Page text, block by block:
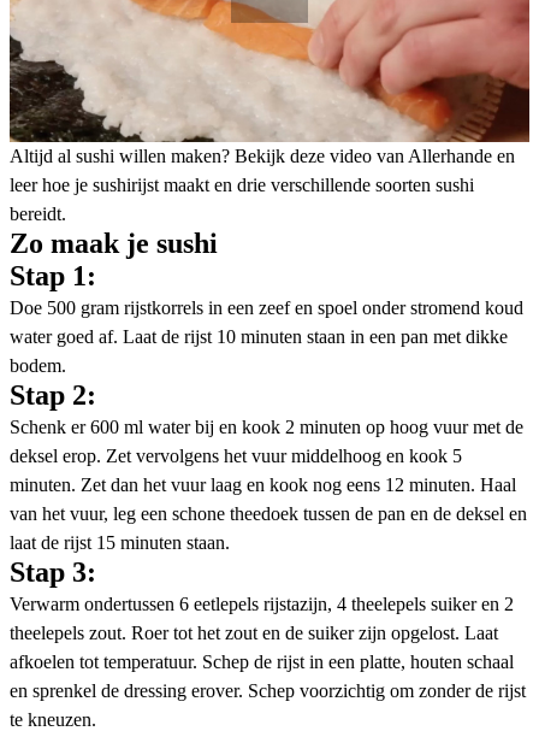
Altijd al sushi willen maken? Bekijk deze video van Allerhande en
leer hoe je sushirijst maakt en drie verschillende soorten sushi
bereidt.
Zo maak je sushi
Stap 1:
Doe 500 gram rijstkorrels in een zeef en spoel onder stromend koud
water goed af. Laat de rijst 10 minuten staan in een pan met dikke
bodem.
Stap 2:
Schenk er 600 ml water bij en kook 2 minuten op hoog vuur met de
deksel erop. Zet vervolgens het vuur middelhoog en kook 5
minuten. Zet dan het vuur laag en kook nog eens 12 minuten. Haal
van het vuur, leg een schone theedoek tussen de pan en de deksel en
laat de rijst 15 minuten staan.
Stap 3:
Verwarm ondertussen 6 eetlepels rijstazijn, 4 theelepels suiker en 2
theelepels zout. Roer tot het zout en de suiker zijn opgelost. Laat
afkoelen tot temperatuur. Schep de rijst in een platte, houten schaal
en sprenkel de dressing erover. Schep voorzichtig om zonder de rijst
te kneuzen.